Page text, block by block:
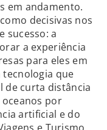
em andamento.
decisivas nos
sucesso: a
a experiência
para eles em
tecnologia que
de curta distância
por
artificial e do